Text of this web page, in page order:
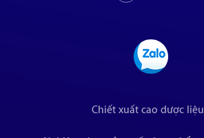
Chiết xuất cao dược liệu